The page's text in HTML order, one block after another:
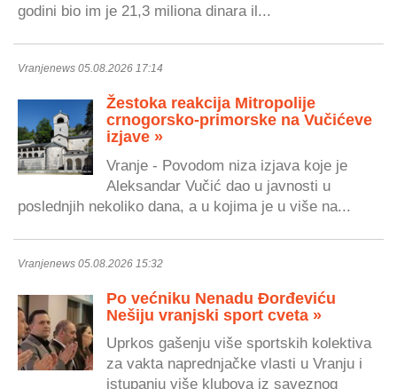
godini bio im je 21,3 miliona dinara il...
Vranjenews 05.08.2026 17:14
Žestoka reakcija Mitropolije
crnogorsko-primorske na Vučićeve
izjave »
Vranje - Povodom niza izjava koje je
Aleksandar Vučić dao u javnosti u
poslednjih nekoliko dana, a u kojima je u više na...
Vranjenews 05.08.2026 15:32
Po većniku Nenadu Đorđeviću
Nešiju vranjski sport cveta »
Uprkos gašenju više sportskih kolektiva
za vakta naprednjačke vlasti u Vranju i
istupanju više klubova iz saveznog